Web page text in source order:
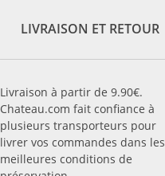
LIVRAISON ET RETOUR
Livraison à partir de 9.90€.
Chateau.com fait confiance à
plusieurs transporteurs pour
livrer vos commandes dans les
meilleures conditions de